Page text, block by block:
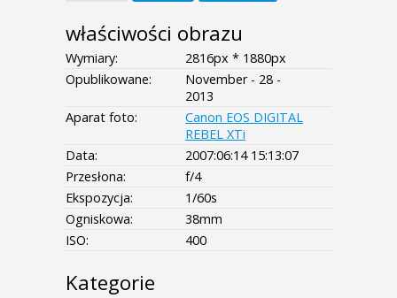
właściwości obrazu
Wymiary:
2816px * 1880px
Opublikowane:
November - 28 -
2013
Aparat foto:
Canon EOS DIGITAL
REBEL XTi
Data:
2007:06:14 15:13:07
Przesłona:
f/4
Ekspozycja:
1/60s
Ogniskowa:
38mm
ISO:
400
Kategorie